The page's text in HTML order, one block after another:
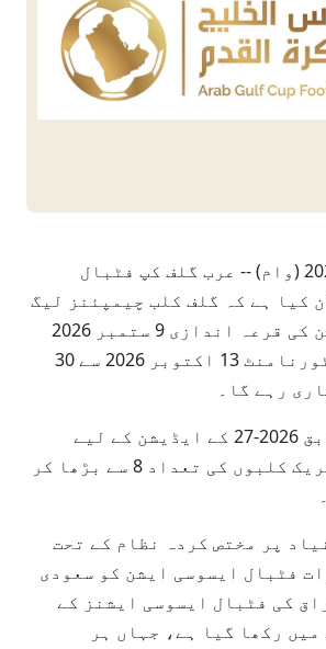
دوحہ، 3 جون، 2026 (وام) -- عرب گلف کپ فٹبال
کیا ہے کہ گلف کلب چیمپئنز لیگ
کے تیسرے ایڈیشن کی قرعہ اندازی 9 ستمبر 2026
کو ہوگی، جبکہ ٹورنامنٹ 13 اکتوبر 2026 سے 30
فیڈریشن کے مطابق 2026-27 کے ایڈیشن کے لیے
ٹورنامنٹ میں شریک کلبوں کی تعداد 8 سے بڑھا کر
پر مختص کردہ نظام کے تحت
فٹبال ایسوسی ایشن کو سعودی
کی فٹبال ایسوسی ایشنز کے
رکھا گیا ہے، جہاں ہر